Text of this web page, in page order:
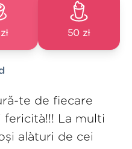
50 zł
te de fiecare
fericità!!! La multi
alàturi de cei